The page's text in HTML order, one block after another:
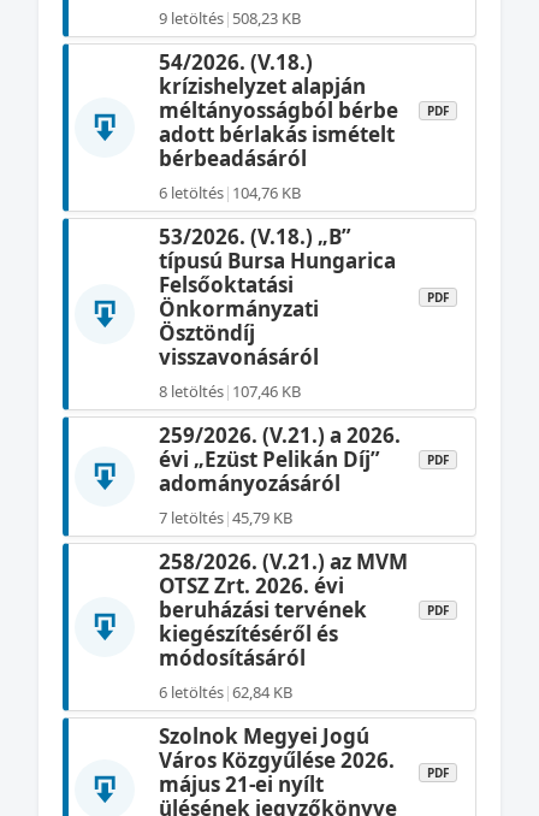
9 letöltés| 508,23 KB
54/2026. (V.18.)
krízishelyzet alapján
méltányosságból bérbe
adott bérlakás ismételt
bérbeadásáról
PDF
6 letöltés| 104,76 KB
53/2026. (V.18.) „B”
típusú Bursa Hungarica
Felsőoktatási
Önkormányzati
Ösztöndíj
visszavonásáról
PDF
8 letöltés| 107,46 KB
259/2026. (V.21.) a 2026.
évi „Ezüst Pelikán Díj”
adományozásáról
PDF
7 letöltés|45,79 KB
258/2026. (V.21.) az MVM
OTSZ Zrt. 2026. évi
beruházási tervének
kiegészítéséről és
módosításáról
PDF
6 letöltés|62,84 KB
Szolnok Megyei Jogú
Város Közgyűlése 2026.
május 21-ei nyílt
ülésének jegyzőkönyve
PDF